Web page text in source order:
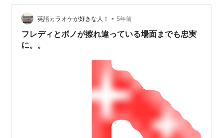
英語カラオケが好きな人！ • 5年前
フレディとボノが擦れ違っている場面までも忠実
に。。